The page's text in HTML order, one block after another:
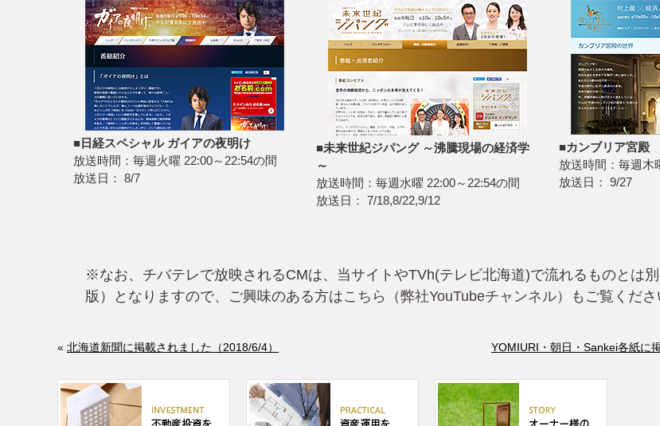
■日経スペシャル ガイアの夜明け
放送時間：毎週火曜 22:00～22:54の間
放送日： 8/7
■未来世紀ジパング ～沸騰現場の経済学
～
放送時間：毎週水曜 22:00～22:54の間
放送日： 7/18,8/22,9/12
■カンブリア宮殿
放送時間：毎週木
放送日： 9/27
※なお、チバテレで放映されるCMは、当サイトやTVh(テレビ北海道)で流れるものとは
版）となりますので、ご興味のある方はこちら（弊社YouTubeチャンネル） もご覧くださ
« 北海道新聞に掲載されました（2018/6/4） YOMIURI・朝日・Sankei各紙に